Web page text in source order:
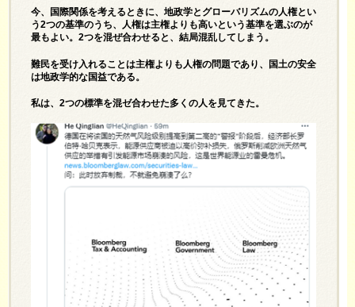
今、国際関係を考えるときに、地政学とグローバリズムの人権とい
う2つの基準のうち、人権は主権よりも高いという基準を選ぶのが
最もよい。2つを混ぜ合わせると、結局混乱してしまう。
難民を受け入れることは主権よりも人権の問題であり、国土の安全
は地政学的な国益である。
私は、2つの標準を混ゼ合わせた多くの人を見てきた。